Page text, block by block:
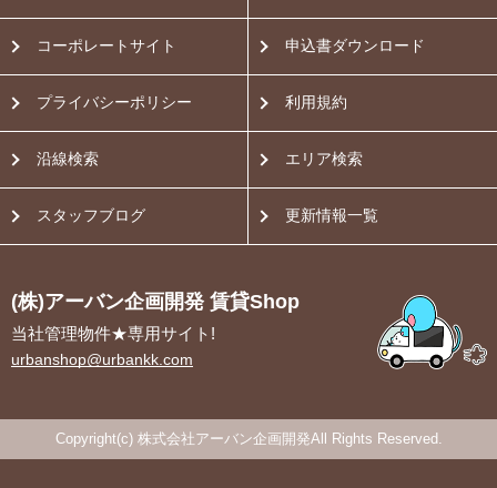
コーポレートサイト 申込書ダウンロード
プライバシーポリシー 利用規約
沿線検索 エリア検索
スタッフブログ 更新情報一覧
(株)アーバン企画開発 賃貸Shop
当社管理物件★専用サイト!
urbanshop@urbankk.com
Copyright(c) 株式会社アーバン企画開発All Rights Reserved.